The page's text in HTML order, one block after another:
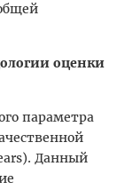
оценки
параметра
Данный